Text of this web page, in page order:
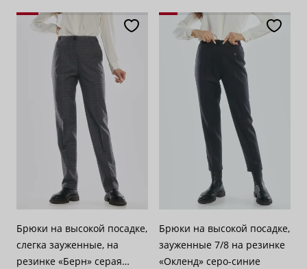
Брюки на высокой посадке,
слегка зауженные, на
резинке «Берн» серая
Брюки на высокой посадке,
зауженные 7/8 на резинке
«Окленд» серо-синие